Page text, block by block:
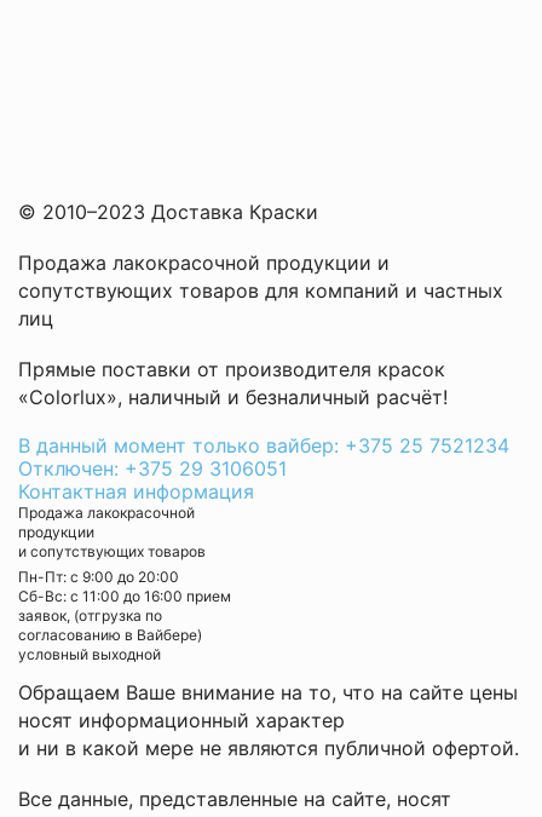
© 2010–2023 Доставка Краски
Продажа лакокрасочной продукции и
сопутствующих товаров для компаний и частных
лиц
Прямые поставки от производителя красок
«Colorlux», наличный и безналичный расчёт!
В данный момент только вайбер: +375 25 7521234
Отключен: +375 29 3106051
Контактная информация
Продажа лакокрасочной
продукции
и сопутствующих товаров
Пн-Пт: с 9:00 до 20:00
Cб-Вс: с 11:00 до 16:00 прием
заявок, (отгрузка по
согласованию в Вайбере)
условный выходной
Обращаем Ваше внимание на то, что на сайте цены
носят информационный характер
и ни в какой мере не являются публичной офертой.
Все данные, представленные на сайте, носят